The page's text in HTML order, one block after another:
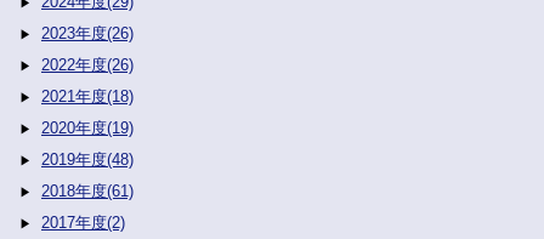
2023年度(26)
2022年度(26)
2021年度(18)
2020年度(19)
2019年度(48)
2018年度(61)
2017年度(2)